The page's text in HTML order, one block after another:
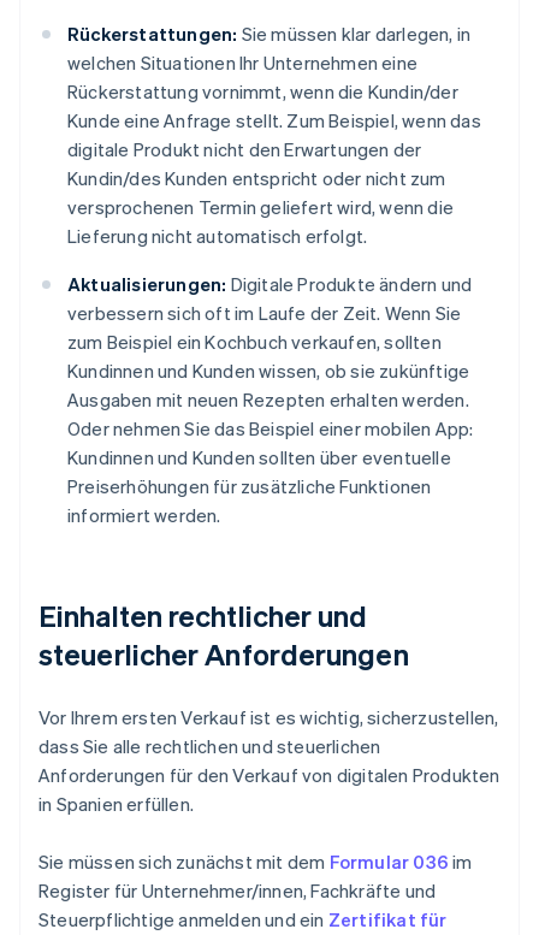
Rückerstattungen: Sie müssen klar darlegen, in
welchen Situationen Ihr Unternehmen eine
Rückerstattung vornimmt, wenn die Kundin/der
Kunde eine Anfrage stellt. Zum Beispiel, wenn das
digitale Produkt nicht den Erwartungen der
Kundin/des Kunden entspricht oder nicht zum
versprochenen Termin geliefert wird, wenn die
Lieferung nicht automatisch erfolgt.
Aktualisierungen: Digitale Produkte ändern und
verbessern sich oft im Laufe der Zeit. Wenn Sie
zum Beispiel ein Kochbuch verkaufen, sollten
Kundinnen und Kunden wissen, ob sie zukünftige
Ausgaben mit neuen Rezepten erhalten werden.
Oder nehmen Sie das Beispiel einer mobilen App:
Kundinnen und Kunden sollten über eventuelle
Preiserhöhungen für zusätzliche Funktionen
informiert werden.
Einhalten rechtlicher und
steuerlicher Anforderungen
Vor Ihrem ersten Verkauf ist es wichtig, sicherzustellen,
dass Sie alle rechtlichen und steuerlichen
Anforderungen für den Verkauf von digitalen Produkten
in Spanien erfüllen.
Sie müssen sich zunächst mit dem Formular 036 im
Register für Unternehmer/innen, Fachkräfte und
Steuerpflichtige anmelden und ein Zertifikat für